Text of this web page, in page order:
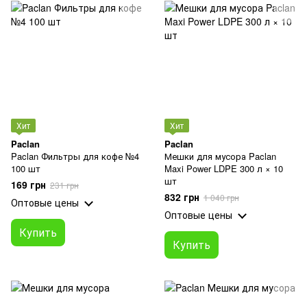
Хит
Paclan
Paclan Фильтры для кофе №4
100 шт
169 грн 231 грн
Оптовые цены
Купить
Хит
Paclan
Мешки для мусора Paclan
Maxi Power LDPE 300 л × 10
шт
832 грн 1 040 грн
Оптовые цены
Купить